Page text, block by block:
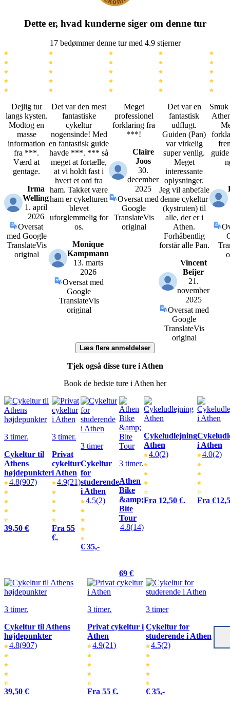
Dette er, hvad kunderne siger om denne tur
17 bedømmer denne tur med 4.9 stjerner
Dejlig tur
langs kysten.
Modtog en
masse
information
fra ***.
Værd at
gentage.
Irma
Welling
1. april
2026
Oversat
med Google
TranslateVis
original
Det var den mest
fantastiske
cykeltur
nogensinde! Med
en fantastisk guide
havde ***. *** så
meget at fortælle,
at vi holdt fast i
hvert et ord fra
ham. Takket være
ham er cykelturen
blevet
uforglemmelig for
os.
Monique
Kampmann
13. marts
2026
Oversat med
Google
TranslateVis
original
Meget
professionel
forklaring fra
***!
Claire
Joos
30.
december
2025
Oversat med
Google
TranslateVis
original
Det var en
fantastisk
udflugt.
Guiden (Pan)
var virkelig
super venlig.
Meget
interessante
oplysninger.
Jeg vil anbefale
denne cykeltur
(kystruten) til
alle, der er i
Athen.
Forhåbentlig
forstår alle Pan.
Vincent
Beijer
21.
november
2025
Oversat med
Google
TranslateVis
original
Læs flere anmeldelser
Tjek også disse ture i Athen
Book de bedste ture i Athen her
3 timer.
Cykeltur til
Athens
højdepunkter
4.8(907)
39,50 €
3 timer.
Privat
cykeltur
i Athen
4.9(21)
Fra 55
€.
3 timer
Cykeltur
for
studerende
i Athen
4.5(2)
€ 35,-
3 timer.
Athen
Bike
&amp;
Bite
Tour
4.8(14)
69 €
Cykeludlejning
Athen
4.0(2)
Fra 12,50 €.
i Athen
4.0(2)
Fra
3 timer.
Cykeltur til Athens
højdepunkter
4.8(907)
39,50 €
3 timer.
Privat cykeltur i
Athen
4.9(21)
Fra 55 €.
3 timer
Cykeltur for
studerende i Athen
4.5(2)
€ 35,-